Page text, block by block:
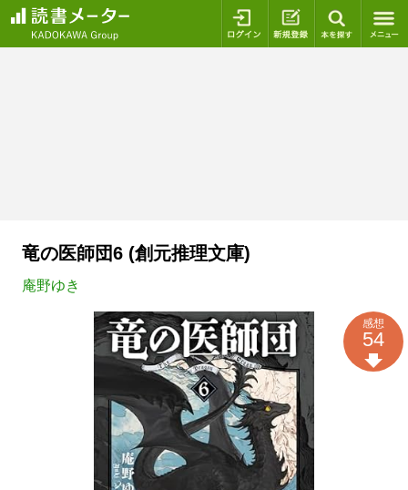
ログイン 新規登録
竜の医師団6 (創元推理文庫)
庵野ゆき
感想
54